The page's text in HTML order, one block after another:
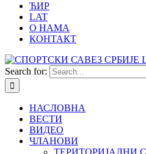
ЋИР
LAT
О НАМА
КОНТАКТ
Search for:
НАСЛОВНА
ВЕСТИ
ВИДЕО
ЧЛАНОВИ
ТЕРИТОРИЈАЛНИ